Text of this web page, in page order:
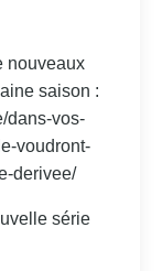
nouveaux
saison :
dans-vos-
voudront-
derivee/
série